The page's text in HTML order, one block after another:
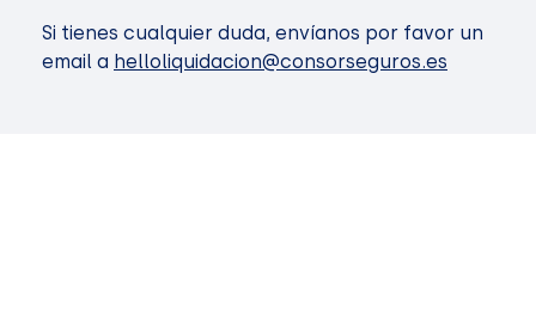
Si tienes cualquier duda, envíanos por favor un
email a helloliquidacion@consorseguros.es